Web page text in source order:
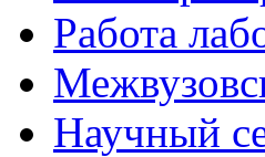
Работа
Научный